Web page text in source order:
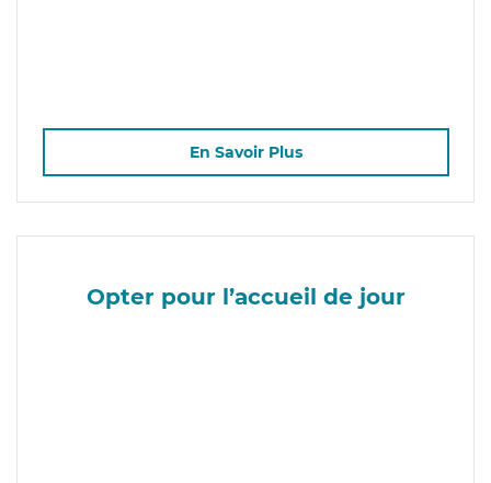
En Savoir Plus
Opter pour l’accueil de jour